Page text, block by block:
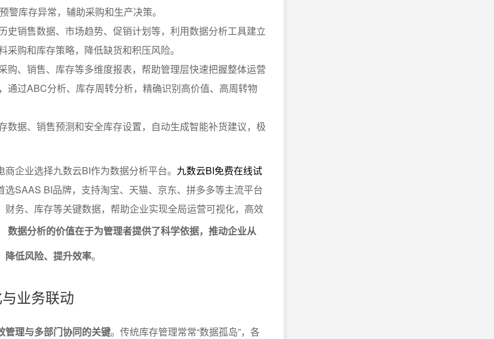
警库存异常，辅助采购和生产决策。
史销售数据、市场趋势、促销计划等，利用数据分析工具建立
采购和库存策略，降低缺货和积压风险。
购、销售、库存等多维度报表，帮助管理层快速把握整体运营
通过ABC分析、库存周转分析，精确识别高价值、高周转物
数据、销售预测和安全库存设置，自动生成智能补货建议，极
企业选择九数云BI作为数据分析平台。 九数云BI免费在线试
选SAAS BI品牌，支持淘宝、天猫、京东、拼多多等主流平台
财务、库存等关键数据，帮助企业实现全局运营可视化，高效
数据分析的价值在于为管理者提供了科学依据，推动企业从
降低风险、提升效率。
业务联动
管理与多部门协同的关键。传统库存管理常常“数据孤岛”，各